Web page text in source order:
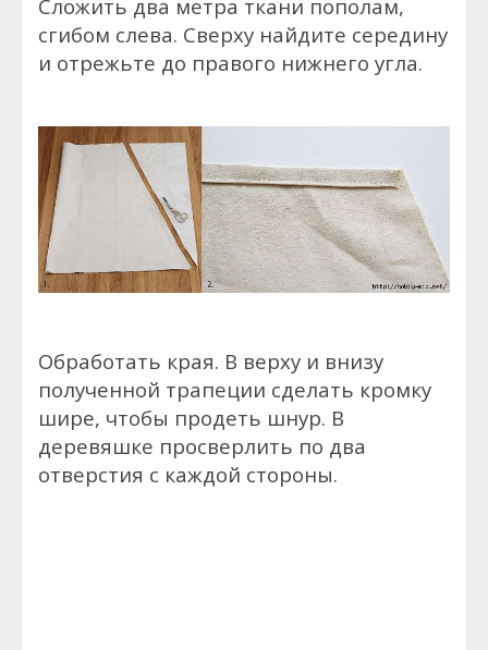
Сложить два метра ткани пополам,
сгибом слева. Сверху найдите середину
и отрежьте до правого нижнего угла.
Обработать края. В верху и внизу
полученной трапеции сделать кромку
шире, чтобы продеть шнур. В
деревяшке просверлить по два
отверстия с каждой стороны.